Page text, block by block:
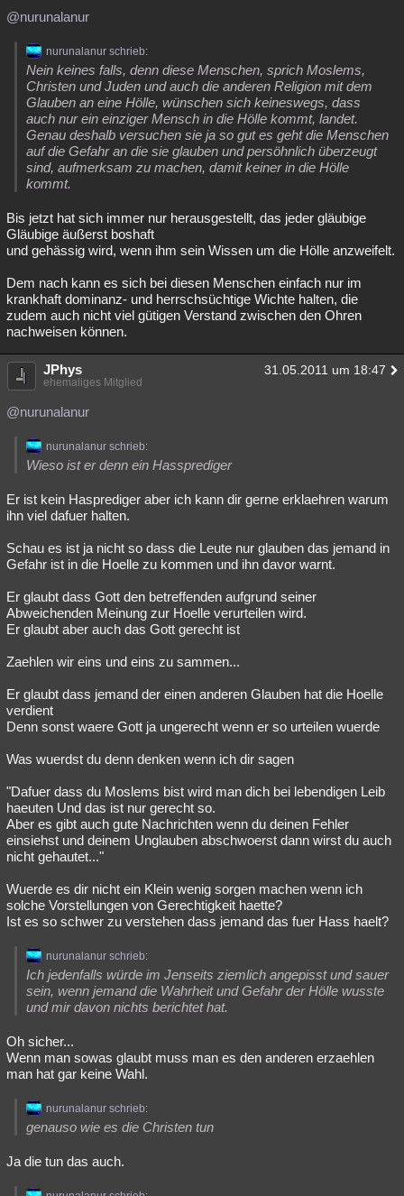
@nurunalanur
nurunalanur schrieb:
Nein keines falls, denn diese Menschen, sprich Moslems,
Christen und Juden und auch die anderen Religion mit dem
Glauben an eine Hölle, wünschen sich keineswegs, dass
auch nur ein einziger Mensch in die Hölle kommt, landet.
Genau deshalb versuchen sie ja so gut es geht die Menschen
auf die Gefahr an die sie glauben und persöhnlich überzeugt
sind, aufmerksam zu machen, damit keiner in die Hölle
kommt.
Bis jetzt hat sich immer nur herausgestellt, das jeder gläubige
Gläubige äußerst boshaft
und gehässig wird, wenn ihm sein Wissen um die Hölle anzweifelt.
Dem nach kann es sich bei diesen Menschen einfach nur im
krankhaft dominanz- und herrschsüchtige Wichte halten, die
zudem auch nicht viel gütigen Verstand zwischen den Ohren
nachweisen können.
JPhys 31.05.2011 um 18:47
ehemaliges Mitglied
@nurunalanur
nurunalanur schrieb:
Wieso ist er denn ein Hassprediger
Er ist kein Hasprediger aber ich kann dir gerne erklaehren warum
ihn viel dafuer halten.
Schau es ist ja nicht so dass die Leute nur glauben das jemand in
Gefahr ist in die Hoelle zu kommen und ihn davor warnt.
Er glaubt dass Gott den betreffenden aufgrund seiner
Abweichenden Meinung zur Hoelle verurteilen wird.
Er glaubt aber auch das Gott gerecht ist
Zaehlen wir eins und eins zu sammen...
Er glaubt dass jemand der einen anderen Glauben hat die Hoelle
verdient
Denn sonst waere Gott ja ungerecht wenn er so urteilen wuerde
Was wuerdst du denn denken wenn ich dir sagen
"Dafuer dass du Moslems bist wird man dich bei lebendigen Leib
haeuten Und das ist nur gerecht so.
Aber es gibt auch gute Nachrichten wenn du deinen Fehler
einsiehst und deinem Unglauben abschwoerst dann wirst du auch
nicht gehautet..."
Wuerde es dir nicht ein Klein wenig sorgen machen wenn ich
solche Vorstellungen von Gerechtigkeit haette?
Ist es so schwer zu verstehen dass jemand das fuer Hass haelt?
nurunalanur schrieb:
Ich jedenfalls würde im Jenseits ziemlich angepisst und sauer
sein, wenn jemand die Wahrheit und Gefahr der Hölle wusste
und mir davon nichts berichtet hat.
Oh sicher...
Wenn man sowas glaubt muss man es den anderen erzaehlen
man hat gar keine Wahl.
nurunalanur schrieb:
genauso wie es die Christen tun
Ja die tun das auch.